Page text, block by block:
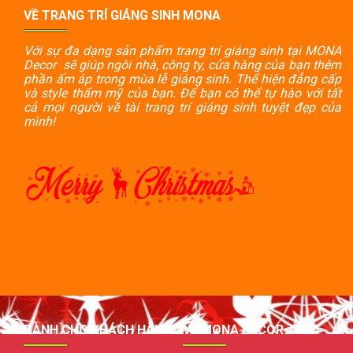
VỀ TRANG TRÍ GIÁNG SINH MONA
Với sự đa dạng sản phẩm trang trí giáng sinh tại MONA
Decor sẽ giúp ngôi nhà, công ty, cửa hàng của bạn thêm
phần ấm áp trong mùa lễ giáng sinh. Thể hiện đẳng cấp
và style thẩm mỹ của bạn. Để bạn có thể tự hào với tất
cả mọi người về tài trang trí giáng sinh tuyệt đẹp của
mình!
DÀNH CHO KHÁCH HÀNG VỀ MONA DECOR